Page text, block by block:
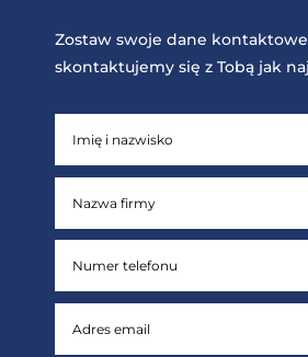
Zostaw swoje dane
skontaktujemy się z Tobą jak